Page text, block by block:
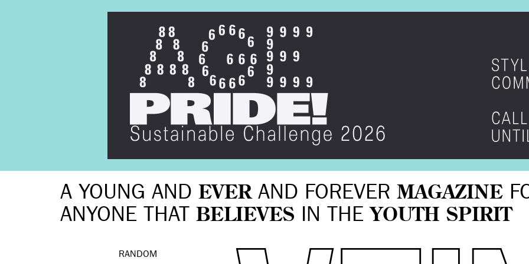
A YOUNG AND EVERAND FOREVER MAGAZINE
ANYONE THAT BELIEVES IN THE YOUTH SPIRIT
RANDOM